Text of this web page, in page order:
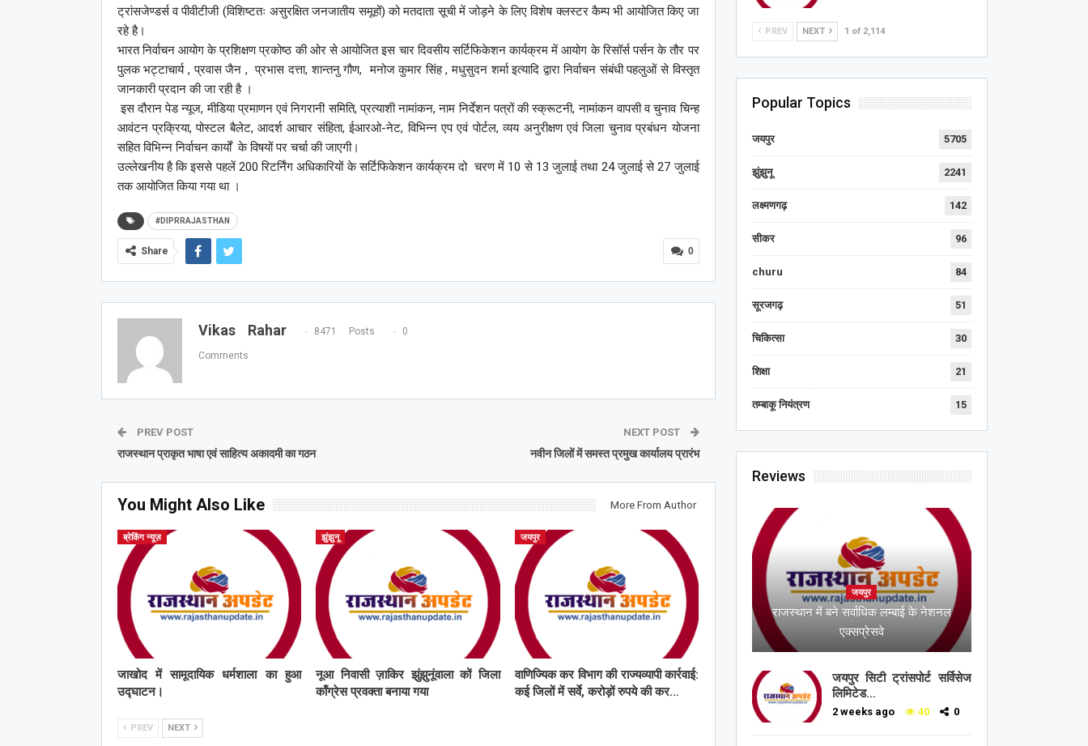
ट्रांसजेण्डर्स व पीवीटीजी (विशिष्टतः असुरक्षित जनजातीय समूहों) को मतदाता सूची में जोड़ने के लिए विशेष क्लस्टर कैम्प भी आयोजित किए जा
रहे है।
भारत निर्वाचन आयोग के प्रशिक्षण प्रकोष्ठ की ओर से आयोजित इस चार दिवसीय सर्टिफिकेशन कार्यक्रम में आयोग के रिसॉर्स पर्सन के तौर पर
पुलक भट्टाचार्य , प्रवास जैन , प्रभास दत्ता, शान्तनु गौण, मनोज कुमार सिंह , मधुसुदन शर्मा इत्यादि द्वारा निर्वाचन संबंधी पहलुओं से विस्तृत
जानकारी प्रदान की जा रही है ।
इस दौरान पेड न्यूज, मीडिया प्रमाणन एवं निगरानी समिति, प्रत्याशी नामांकन, नाम निर्देशन पत्रों की स्क्रूटनी, नामांकन वापसी व चुनाव चिन्ह
आवंटन प्रक्रिया, पोस्टल बैलेट, आदर्श आचार संहिता, ईआरओ-नेट, विभिन्न एप एवं पोर्टल, व्यय अनुरीक्षण एवं जिला चुनाव प्रबंधन योजना
सहित विभिन्न निर्वाचन कार्यों के विषयों पर चर्चा की जाएगी।
उल्लेखनीय है कि इससे पहलें 200 रिटर्निंग अधिकारियों के सर्टिफिकेशन कार्यक्रम दो चरण में 10 से 13 जुलाई तथा 24 जुलाई से 27 जुलाई
तक आयोजित किया गया था ।
#DIPRRAJASTHAN
0
Share
Vikas Rahar 8471 Posts 0
Comments
PREV POST
राजस्थान प्राकृत भाषा एवं साहित्य अकादमी का गठन
NEXT POST
नवीन जिलों में समस्त प्रमुख कार्यालय प्रारंभ
You Might Also Like More From Author
ब्रेकिंग न्यूज़
जाखोद में सामूदायिक धर्मशाला का हुआ
उद्घाटन।
झुंझुनू
नूआ निवासी ज़ाकिर झुंझुनूंवाला कों जिला
काँग्रेस प्रवक्ता बनाया गया
जयपुर
वाणिज्यिक कर विभाग की राज्यव्यापी कार्रवाई:
कई जिलों में सर्वे, करोड़ों रुपये की कर…
PREV NEXT
PREV NEXT 1 of 2,114
Popular Topics
जयपुर 5705
झुंझुनू 2241
लक्ष्मणगढ़ 142
सीकर 96
churu 84
सूरजगढ़ 51
चिकित्सा 30
शिक्षा 21
तम्बाकू नियंत्रण 15
Reviews
जयपुर
राजस्थान में बने सर्वाधिक लम्बाई के नेशनल
एक्सप्रेसवे
जयपुर सिटी ट्रांसपोर्ट सर्विसेज
लिमिटेड…
2 weeks ago 40 0